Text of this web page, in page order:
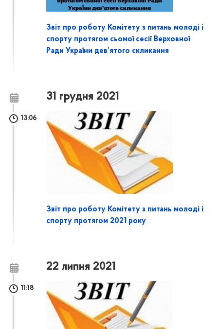
Звіт про роботу Комітету з питань молоді і
спорту протягом сьомої сесії Верховної
Ради України дев’ятого скликання
31 грудня 2021
13:06
Звіт про роботу Комітету з питань молоді і
спорту протягом 2021 року
22 липня 2021
11:18